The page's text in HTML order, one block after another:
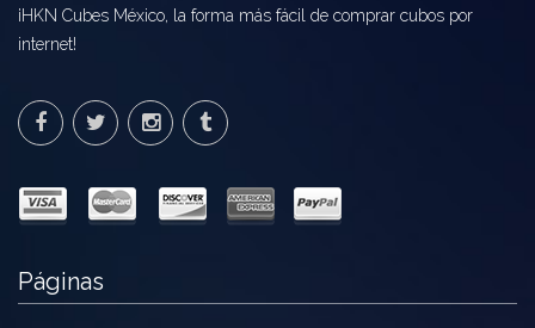
¡HKN Cubes México, la forma más fácil de comprar cubos por
internet!
Páginas